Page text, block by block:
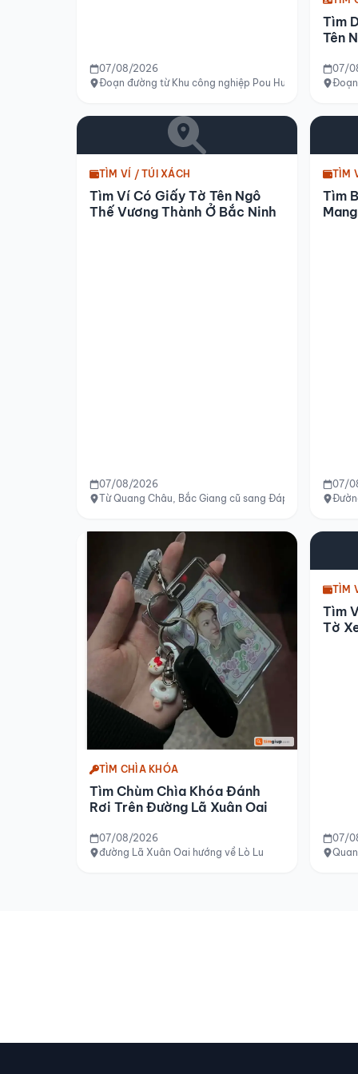
07/08/2026
Đoạn đường từ Khu công nghiệp Pou Hung đến Ngã 3
Tìm
Tên
07/
Đoạn
TÌM VÍ / TÚI XÁCH
Tìm Ví Có Giấy Tờ Tên Ngô
Thế Vương Thành Ở Bắc Ninh
07/08/2026
Từ Quang Châu, Bắc Giang cũ sang Đáp Cầu, Bắc Ninh
TÌM
Tìm
07/
TÌM CHÌA KHÓA
Tìm Chùm Chìa Khóa Đánh
Rơi Trên Đường Lã Xuân Oai
07/08/2026
đường Lã Xuân Oai hướng về Lò Lu
TÌM
Tìm
Tờ
07/